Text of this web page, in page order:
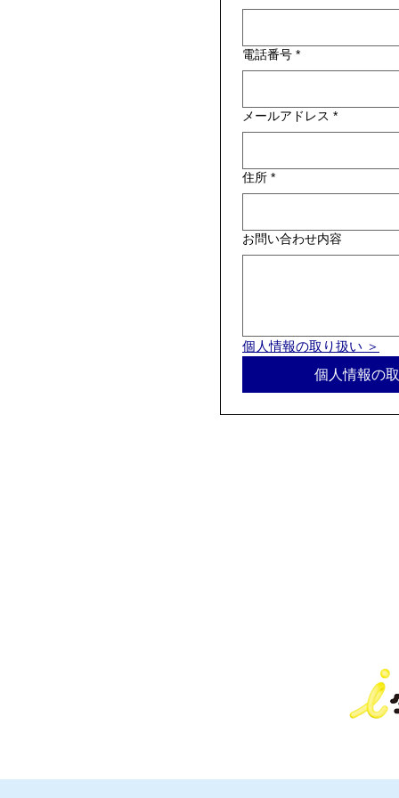
電話番号 *
メールアドレス *
住所 *
お問い合わせ内容
個人情報の取り扱い ＞
個人情報の